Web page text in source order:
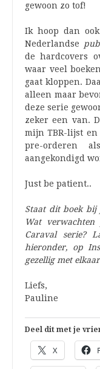
gewoon zo tof!
Ik hoop dan
Nederlandse
de hardcovers
waar veel
gaat kloppen.
alleen maar
deze serie
zeker een van.
mijn TBR-lijst
pre-orderen
aangekondigd
Just be patient..
Staat dit boek bij
Wat
Caraval serie?
hieronder, op
gezellig met elkaar
Liefs,
Pauline
Deel dit met je
X